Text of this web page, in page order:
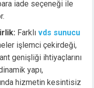
iade seçeneği ile
Farklıvds sunucu
işlemci çekirdeği,
genişliği ihtiyaçlarını
yapı,
hizmetin kesintisiz